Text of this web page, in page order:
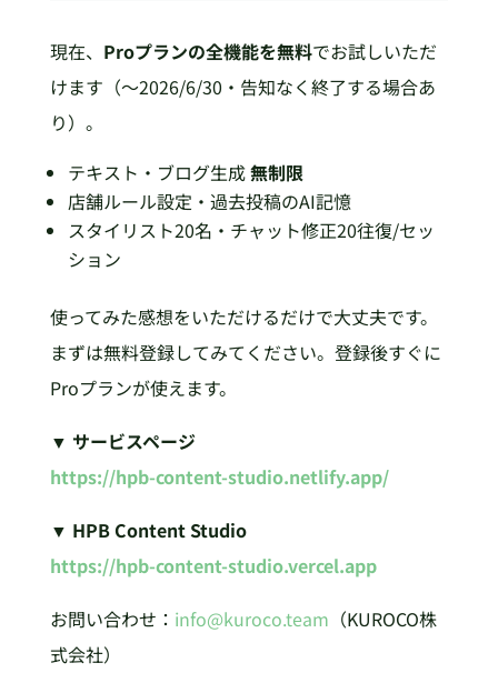
現在、 Proプランの全機能を無料でお試しいただ
けます（〜2026/6/30・告知なく終了する場合あ
り）。
テキスト・ブログ生成無制限
店舗ルール設定・過去投稿のAI記憶
スタイリスト20名・チャット修正20往復/セッ
ション
使ってみた感想をいただけるだけで大丈夫です。
まずは無料登録してみてください。登録後すぐに
Proプランが使えます。
▼ サービスページ
https://hpb-content-studio.netlify.app/
▼ HPB Content Studio
https://hpb-content-studio.vercel.app
お問い合わせ： info@kuroco.team （KUROCO株
式会社）